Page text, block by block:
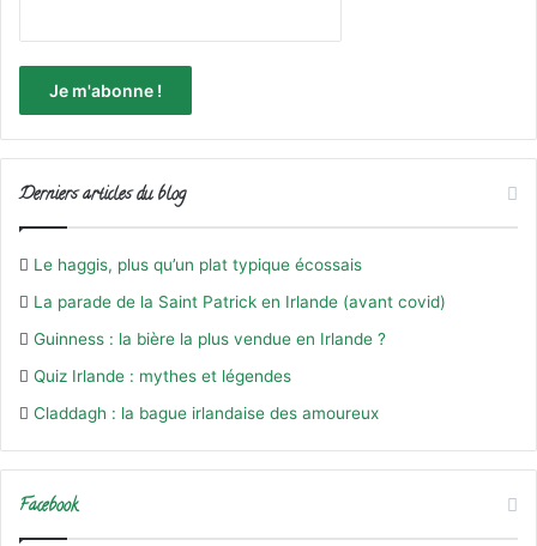
Derniers articles du blog
Le haggis, plus qu’un plat typique écossais
La parade de la Saint Patrick en Irlande (avant covid)
Guinness : la bière la plus vendue en Irlande ?
Quiz Irlande : mythes et légendes
Claddagh : la bague irlandaise des amoureux
Facebook